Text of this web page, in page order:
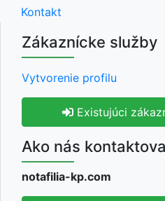
Kontakt
Zákaznícke služby
Vytvorenie profilu
Existujúci
Ako nás
notafilia-kp.com